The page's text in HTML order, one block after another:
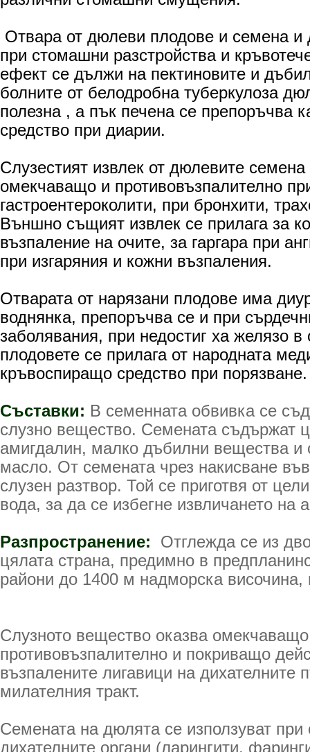
Отвара от дюлеви плодове и семена и
при стомашни разстройства и
ефект се дължи на пектиновите и
болните от белодробна туберкулоза
полезна , а пък печена се препоръчва
средство при диарии.
Слузестият извлек от дюлевите семена
омекчаващо и противовъзпалително
гастроентероколити, при бронхити,
Външно същият извлек се прилага за
възпаление на очите, за гаргара при
при изгаряния и кожни възпаления.
Отварата от нарязани плодове има
воднянка, препоръчва се и при
заболявания, при недостиг ха желязо
плодовете се прилага от народната
кръвоспиращо средство при порязване.
Съставки: В семенната обвивка се
слузно вещество. Семената съ­държат
амигдалин, малко дъбилни вещества и
масло. От семената чрез накисване
слузен разтвор. Той се приготвя от
вода, за да се избегне извличането на
Разпространение: Отглежда се из
цялата страна, предимно в
райони до 1400 м надморска височина,
Слузното вещество оказва
противовъзпалително и по­криващо
възпалените лигавици на
милателния тракт.
Семената на дюлята се използуват при
ди­хателните органи (ларингити,